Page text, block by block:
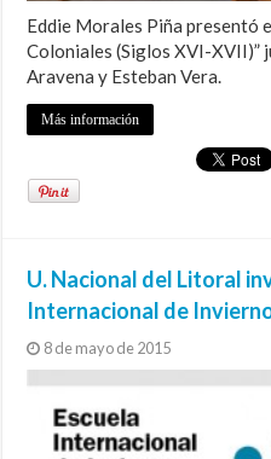
Eddie Morales Piña presentó
Coloniales (Siglos XVI-XVII)”
Aravena y Esteban Vera.
Más información
U. Nacional del Litoral
Internacional de
8 de mayo de 2015